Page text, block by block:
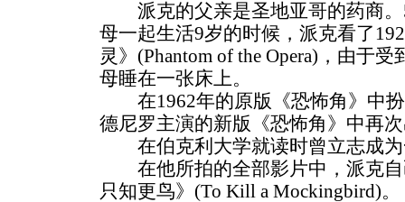
派克的父亲是圣地亚哥的药商。
母一起生活9岁的时候，派克看了
灵》(Phantom of the Opera)，由于
母睡在一张床上。
在1962年的原版《恐怖角》中扮
德尼罗主演的新版《恐怖角》中再
在伯克利大学就读时曾立志成为
在他所拍的全部影片中，派克自
只知更鸟》(To Kill a Mockingbird)。